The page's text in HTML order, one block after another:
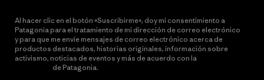
Al hacer clic en el botón «Suscribirme», doy mi consentimiento a
Patagonia para el tratamiento de mi dirección de correo electrónico
y para que me envíe mensajes de correo electrónico acerca de
productos destacados, historias originales, información sobre
activismo, noticias de eventos y más de acuerdo con la
de Patagonia.